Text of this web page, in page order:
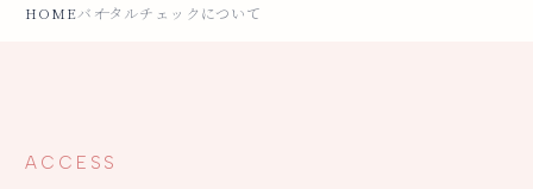
HOMEバイタルチェックについて
ACCESS